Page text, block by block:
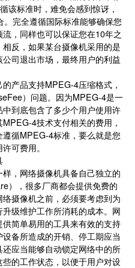
该标准时，难免会感到惊讶，
完全遵循国际标准能够确保您
，同样也可以保证您在10年之
反，如果某台摄像机采用的是
司退出市场，最终用户的利益
产品支持MPEG-4压缩格式，
）问题。因为MPEG-4是一
到底包含了多少个用户使用许
4技术支付相关的费用，
循MPEG-4标准，要么就是您
可费用。
，网络摄像机具备自己独立的
），很多厂商都会提供免费的
摄像机之前，必须要考虑到为
级维护工作所消耗的成本。网
简单易用的工具来有效的支持
备所造成的开销、停工期应当
应当能够自动锁定网络中的所
的工作状态，以便于用户对设